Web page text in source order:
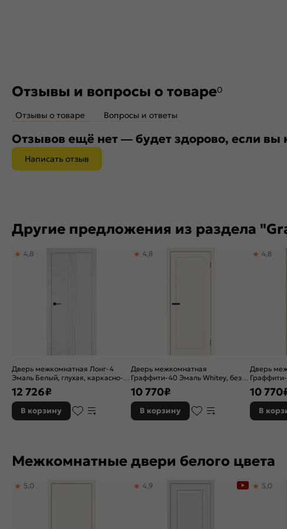
Отзывы и вопросы о товаре0
Отзывы о товаре Вопросы и ответы
Отзывов ещё нет — будет здорово, если вы
Написать отзыв
Другие предложения из раздела
Дверь межкомнатная Лонг-4
Эмаль Белый, глухая, каркасно-
щитовая
4,8
12 726₽
В корзину
Дверь межкомнатная
Граффити-40 Эмаль Whitey, без
декора, глухая, без стекла,
каркасно-щитовая
4,8
10 770₽
В корзину
Дверь
декора,
каркасно-
4,8
10 770
В
Межкомнатные двери белого цвета
5,0 4,9 5,0